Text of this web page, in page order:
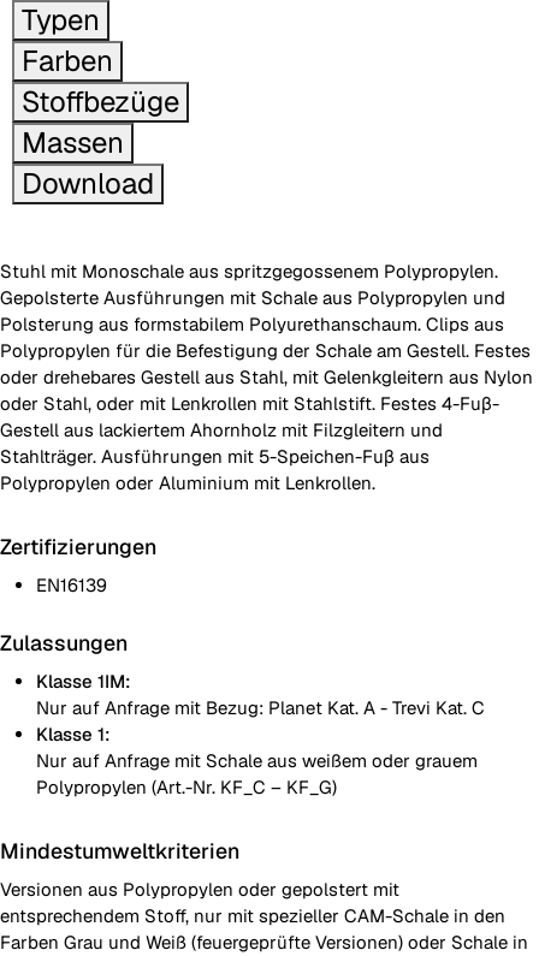
Typen
Farben
Stoffbezüge
Massen
Download
Stuhl mit Monoschale aus spritzgegossenem Polypropylen.
Gepolsterte Ausführungen mit Schale aus Polypropylen und
Polsterung aus formstabilem Polyurethanschaum. Clips aus
Polypropylen für die Befestigung der Schale am Gestell. Festes
oder drehebares Gestell aus Stahl, mit Gelenkgleitern aus Nylon
oder Stahl, oder mit Lenkrollen mit Stahlstift. Festes 4-Fuβ-
Gestell aus lackiertem Ahornholz mit Filzgleitern und
Stahlträger. Ausführungen mit 5-Speichen-Fuβ aus
Polypropylen oder Aluminium mit Lenkrollen.
Zertifizierungen
EN16139
Zulassungen
Klasse 1IM:
Nur auf Anfrage mit Bezug: Planet Kat. A - Trevi Kat. C
Klasse 1:
Nur auf Anfrage mit Schale aus weißem oder grauem
Polypropylen (Art.-Nr. KF_C – KF_G)
Mindestumweltkriterien
Versionen aus Polypropylen oder gepolstert mit
entsprechendem Stoff, nur mit spezieller CAM-Schale in den
Farben Grau und Weiß (feuergeprüfte Versionen) oder Schale in